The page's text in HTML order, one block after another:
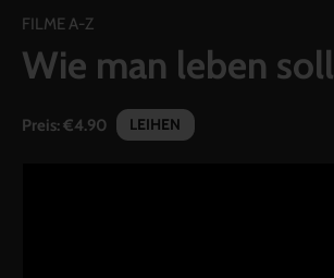
Filmpakete
FILME A-Z
Wie man leben soll
Preis:€4.90 LEIHEN